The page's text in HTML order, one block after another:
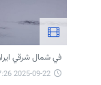
في شمال شرقي
2025-09-22 17:26